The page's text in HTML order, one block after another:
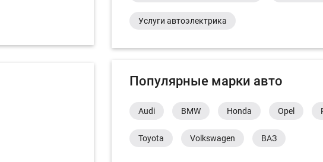
Услуги автоэлектрика
Популярные марки авто
Audi BMW Honda Opel
Toyota Volkswagen ВАЗ